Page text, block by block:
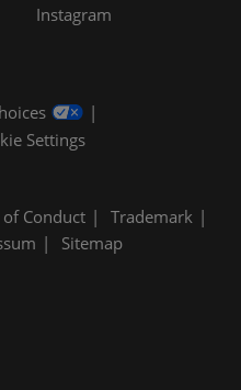
Instagram
Settings
of Conduct
Trademark
Sitemap